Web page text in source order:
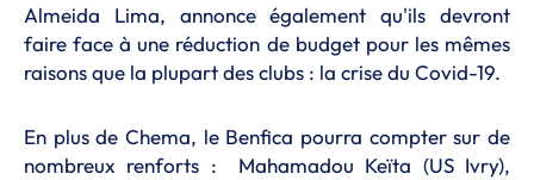
Almeida Lima, annonce également qu'ils devront
faire face à une réduction de budget pour les mêmes
raisons que la plupart des clubs : la crise du Covid-19.
En plus de Chema, le Benfica pourra compter sur de
nombreux renforts : Mahamadou Keïta (US Ivry),